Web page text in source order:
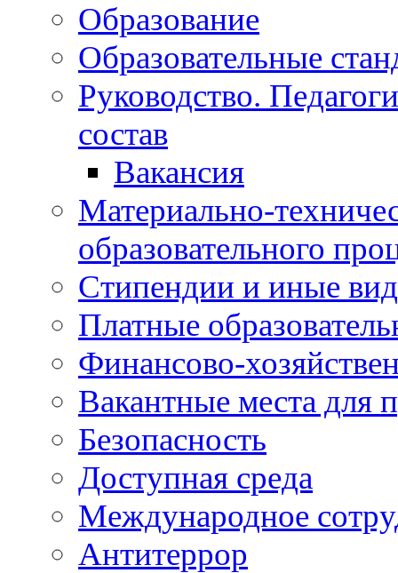
Образование
Образовательные
Руководство.
состав
Вакансия
Материально-
образовательного
Стипендии и иные
Платные
Финансово-
Вакантные места для
Безопасность
Доступная среда
Международное
Антитеррор